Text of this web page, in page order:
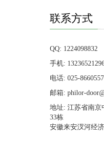
联系方式
QQ: 1224098832
手机:
电话: 025-
邮箱: philor-
地址: 江苏省南京
33栋
安徽来安汊河经